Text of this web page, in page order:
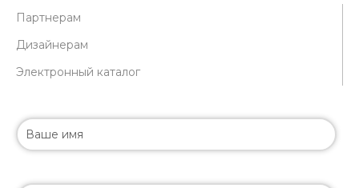
Партнерам
Дизайнерам
Электронный каталог